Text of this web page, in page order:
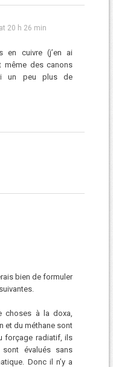
20 h 26 min
en cuivre (j’en ai
même des canons
un peu plus de
bien de formuler
choses à la doxa,
et du méthane sont
forçage radiatif, ils
évalués sans
Donc il n’y a